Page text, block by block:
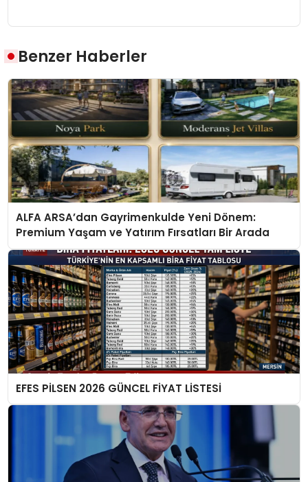
Benzer Haberler
ALFA ARSA’dan Gayrimenkulde Yeni Dönem:
Premium Yaşam ve Yatırım Fırsatları Bir Arada
EFES PİLSEN 2026 GÜNCEL FİYAT LİSTESİ